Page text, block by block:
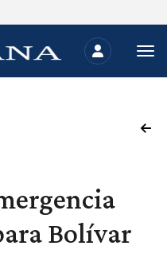
Bolívar